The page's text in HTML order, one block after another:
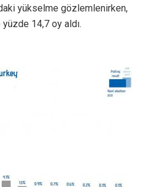
yükselme gözlemlenirken,
14,7 oy aldı.